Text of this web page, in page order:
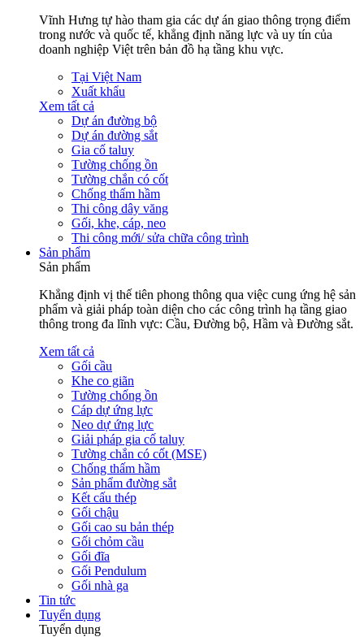
Vĩnh Hưng tự hào tham gia các dự án giao thông trọng điểm
trong nước và quốc tế, khẳng định năng lực và uy tín của
doanh nghiệp Việt trên bản đồ hạ tầng khu vực.
Tại Việt Nam
Xuất khẩu
Xem tất cả
Dự án đường bộ
Dự án đường sắt
Gia cố taluy
Tường chống ồn
Tường chắn có cốt
Chống thấm hầm
Thi công dây văng
Gối, khe, cáp, neo
Thi công mới/ sửa chữa công trình
Sản phẩm
Sản phẩm
Khẳng định vị thế tiên phong thông qua việc cung ứng hệ sản
phẩm và giải pháp toàn diện cho các công trình hạ tầng giao
thông trong đa lĩnh vực: Cầu, Đường bộ, Hầm và Đường sắt.
Xem tất cả
Gối cầu
Khe co giãn
Tường chống ồn
Cáp dự ứng lực
Neo dự ứng lực
Giải pháp gia cố taluy
Tường chắn có cốt (MSE)
Chống thấm hầm
Sản phẩm đường sắt
Kết cấu thép
Gối chậu
Gối cao su bản thép
Gối chỏm cầu
Gối đĩa
Gối Pendulum
Gối nhà ga
Tin tức
Tuyển dụng
Tuyển dụng